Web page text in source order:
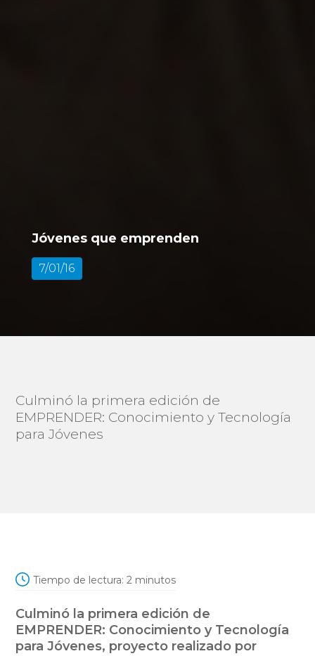
Jóvenes que emprenden
7/01/16
Culminó la primera edición de
EMPRENDER: Conocimiento y Tecnología
para Jóvenes
Tiempo de lectura: 2 minutos
Culminó la primera edición de
EMPRENDER: Conocimiento y Tecnología
para Jóvenes, proyecto realizado por